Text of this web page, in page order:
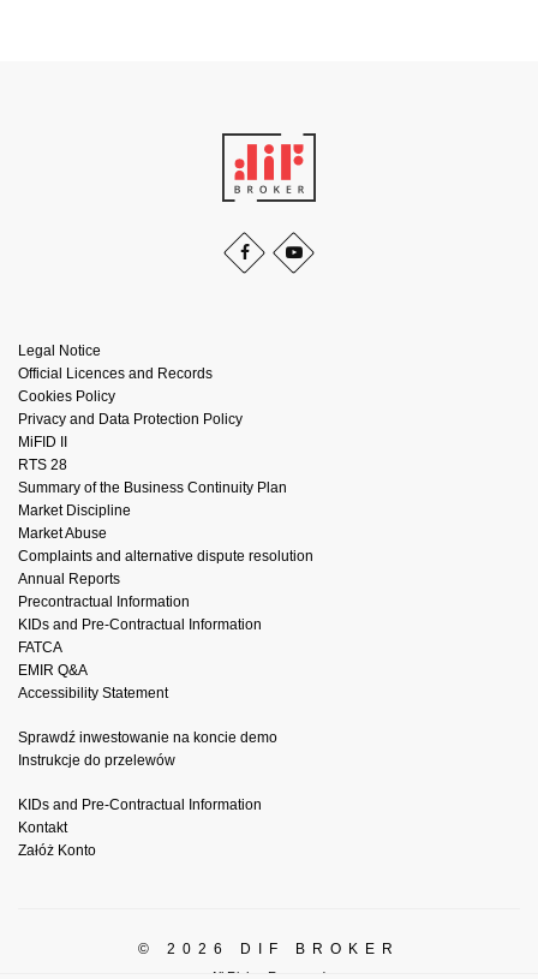
Legal Notice
Official Licences and Records
Cookies Policy
Privacy and Data Protection Policy
MiFID II
RTS 28
Summary of the Business Continuity Plan
Market Discipline
Market Abuse
Complaints and alternative dispute resolution
Annual Reports
Precontractual Information
KIDs and Pre-Contractual Information
FATCA
EMIR Q&A
Accessibility Statement
Sprawdź inwestowanie na koncie demo
Instrukcje do przelewów
KIDs and Pre-Contractual Information
Kontakt
Załóż Konto
© 2026 DIF BROKER